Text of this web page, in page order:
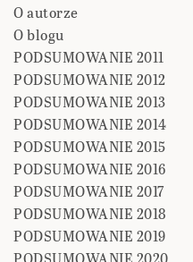
O autorze
O blogu
PODSUMOWANIE 2011
PODSUMOWANIE 2012
PODSUMOWANIE 2013
PODSUMOWANIE 2014
PODSUMOWANIE 2015
PODSUMOWANIE 2016
PODSUMOWANIE 2017
PODSUMOWANIE 2018
PODSUMOWANIE 2019
PODSUMOWANIE 2020